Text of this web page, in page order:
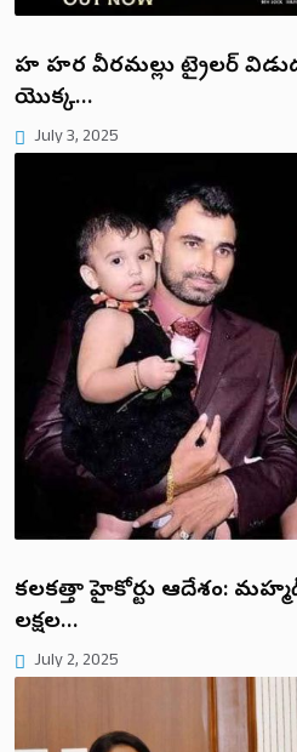
హరి హర వీరమల్లు ట్రైలర్
యొక్క…
July 3, 2025
కలకత్తా హైకోర్టు ఆదేశం:
లక్షల…
July 2, 2025